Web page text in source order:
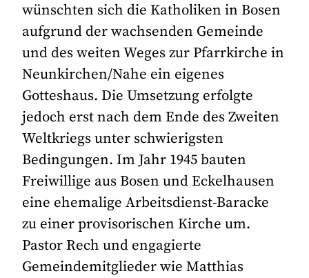
wünschten sich die Katholiken in Bosen
aufgrund der wachsenden Gemeinde
und des weiten Weges zur Pfarrkirche in
Neunkirchen/Nahe ein eigenes
Gotteshaus. Die Umsetzung erfolgte
jedoch erst nach dem Ende des Zweiten
Weltkriegs unter schwierigsten
Bedingungen. Im Jahr 1945 bauten
Freiwillige aus Bosen und Eckelhausen
eine ehemalige Arbeitsdienst-Baracke
zu einer provisorischen Kirche um.
Pastor Rech und engagierte
Gemeindemitglieder wie Matthias